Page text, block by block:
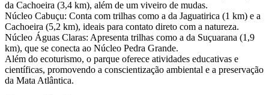
da Cachoeira (3,4 km), além de um viveiro de mudas.
Núcleo Cabuçu: Conta com trilhas como a da Jaguatirica (1 km) e a
Cachoeira (5,2 km), ideais para contato direto com a natureza.
Núcleo Águas Claras: Apresenta trilhas como a da Suçuarana (1,9
km), que se conecta ao Núcleo Pedra Grande.
Além do ecoturismo, o parque oferece atividades educativas e
científicas, promovendo a conscientização ambiental e a preservação
da Mata Atlântica.